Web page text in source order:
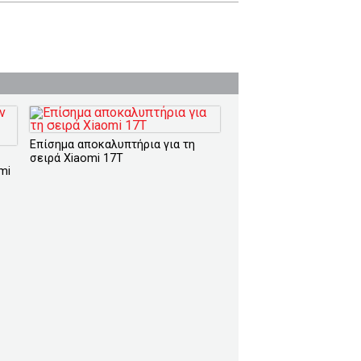
Επίσημα αποκαλυπτήρια για τη
σειρά Xiaomi 17T